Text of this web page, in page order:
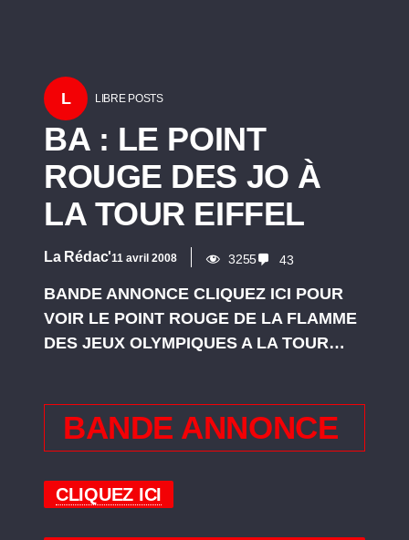
L LIBRE POSTS
BA : LE POINT
ROUGE DES JO À
LA TOUR EIFFEL
La Rédac'11 avril 2008 3255 43
BANDE ANNONCE CLIQUEZ ICI POUR
VOIR LE POINT ROUGE DE LA FLAMME
DES JEUX OLYMPIQUES A LA TOUR…
BANDE ANNONCE
CLIQUEZ ICI